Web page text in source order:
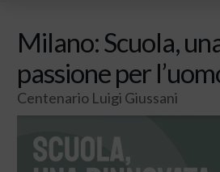
Milano: Scuola,
passione per
Centenario Luigi Giussani